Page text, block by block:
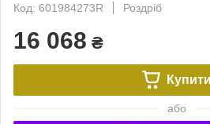
Код: 601984273R
Роздріб
16 068 ₴
Купити
або